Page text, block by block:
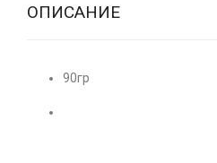
ОПИСАНИЕ
90гр